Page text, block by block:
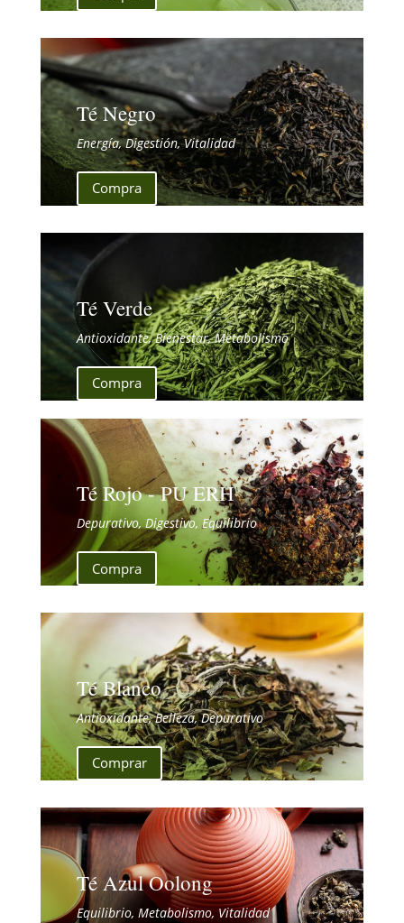
Té Negro
Energía, Digestión, Vitalidad
Compra
Té Verde
Antioxidante, Bienestar, Metabolismo
Compra
Té Rojo - PU ERH
Depurativo, Digestivo, Equilibrio
Compra
Té Blanco
Antioxidante, Belleza, Depurativo
Comprar
Té Azul Oolong
Equilibrio, Metabolismo, Vitalidad